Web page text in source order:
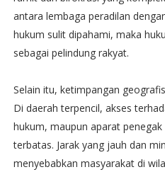
antara lembaga peradilan
hukum sulit dipahami, maka
sebagai pelindung rakyat.
Selain itu, ketimpangan
Di daerah terpencil, akses
hukum, maupun aparat
terbatas. Jarak yang jauh dan
menyebabkan masyarakat di